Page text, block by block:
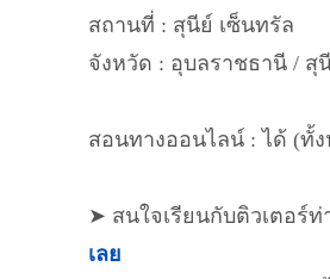
สถานที่ : สุนีย์ เซ็นทรัล
จังหวัด : อุบลราชธานี / สุ
สอนทางออนไลน์ : ได้ (ทั้
➤ สนใจเรียนกับติวเตอร์ท่
เลย